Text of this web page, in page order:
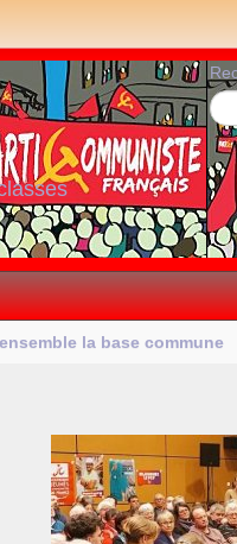
la base commune